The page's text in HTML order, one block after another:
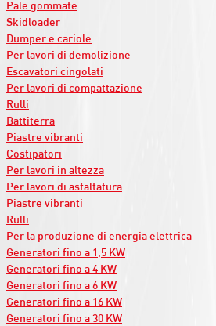
Pale gommate
Skidloader
Dumper e cariole
Per lavori di demolizione
Escavatori cingolati
Per lavori di compattazione
Rulli
Battiterra
Piastre vibranti
Costipatori
Per lavori in altezza
Per lavori di asfaltatura
Piastre vibranti
Rulli
Per la produzione di energia elettrica
Generatori fino a 1,5 KW
Generatori fino a 4 KW
Generatori fino a 6 KW
Generatori fino a 16 KW
Generatori fino a 30 KW